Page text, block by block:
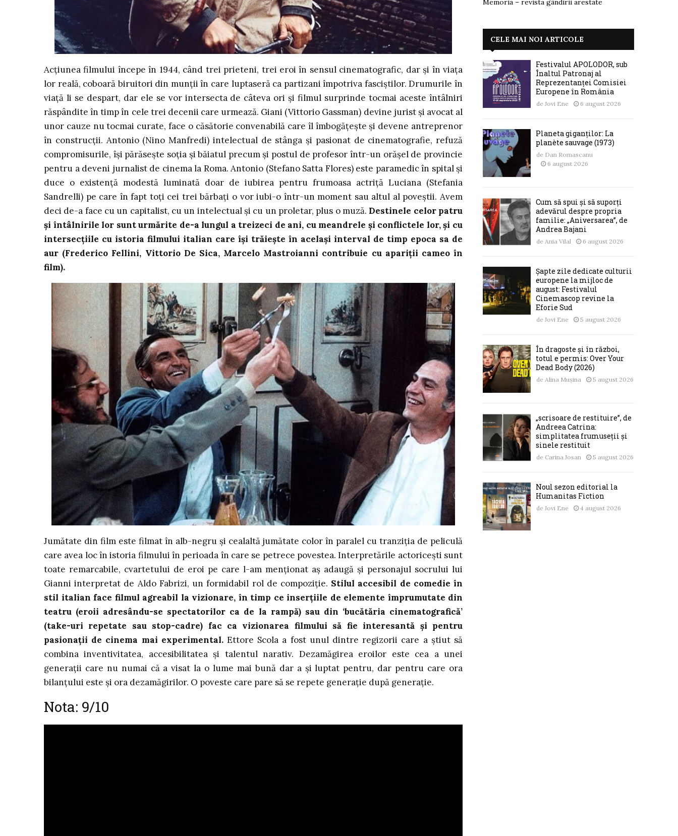
Acțiunea filmului începe în 1944, când trei prieteni, trei eroi în sensul cinematografic, dar și în viața
lor reală, coboară biruitori din munții în care luptaseră ca partizani împotriva fasciștilor. Drumurile în
viață li se despart, dar ele se vor intersecta de câteva ori și filmul surprinde tocmai aceste întâlniri
răspândite în timp în cele trei decenii care urmează. Giani (Vittorio Gassman) devine jurist și avocat al
unor cauze nu tocmai curate, face o căsătorie convenabilă care îl îmbogățește și devene antreprenor
în construcții. Antonio (Nino Manfredi) intelectual de stânga și pasionat de cinematografie, refuză
compromisurile, își părăsește soția și băiatul precum și postul de profesor într-un orășel de provincie
pentru a deveni jurnalist de cinema la Roma. Antonio (Stefano Satta Flores) este paramedic în spital și
duce o existență modestă luminată doar de iubirea pentru frumoasa actriță Luciana (Stefania
Sandrelli) pe care în fapt toți cei trei bărbați o vor iubi-o într-un moment sau altul al poveștii. Avem
deci de-a face cu un capitalist, cu un intelectual și cu un proletar, plus o muză. Destinele celor patru
și întâlnirile lor sunt urmărite de-a lungul a treizeci de ani, cu meandrele și conflictele lor, și cu
intersecțiile cu istoria filmului italian care își trăiește în același interval de timp epoca sa de
aur (Frederico Fellini, Vittorio De Sica, Marcelo Mastroianni contribuie cu apariții cameo în
film).
Jumătate din film este filmat în alb-negru și cealaltă jumătate color în paralel cu tranziția de peliculă
care avea loc în istoria filmului în perioada în care se petrece povestea. Interpretările actoricești sunt
toate remarcabile, cvartetului de eroi pe care l-am menționat aș adaugă și personajul socrului lui
Gianni interpretat de Aldo Fabrizi, un formidabil rol de compoziție. Stilul accesibil de comedie în
stil italian face filmul agreabil la vizionare, în timp ce inserțiile de elemente împrumutate din
teatru (eroii adresându-se spectatorilor ca de la rampă) sau din ‘bucătăria cinematografică’
(take-uri repetate sau stop-cadre) fac ca vizionarea filmului să fie interesantă și pentru
pasionații de cinema mai experimental.Ettore Scola a fost unul dintre regizorii care a știut să
combina inventivitatea, accesibilitatea și talentul narativ. Dezamăgirea eroilor este cea a unei
generații care nu numai că a visat la o lume mai bună dar a și luptat pentru, dar pentru care ora
bilanțului este și ora dezamăgirilor. O poveste care pare să se repete generație după generație.
Nota: 9/10
Memoria – revista gândirii arestate
CELE MAI NOI ARTICOLE
Festivalul APOLODOR, sub
Înaltul Patronaj al
Reprezentanței Comisiei
Europene în România
de Jovi Ene 6 august 2026
Planeta giganților: La
planète sauvage (1973)
de Dan Romascanu
6 august 2026
Cum să spui și să suporți
adevărul despre propria
familie: „Aniversarea”, de
Andrea Bajani
de Ania Vilal 6 august 2026
Șapte zile dedicate culturii
europene la mijloc de
august: Festivalul
Cinemascop revine la
Eforie Sud
de Jovi Ene 5 august 2026
În dragoste și în război,
totul e permis: Over Your
Dead Body (2026)
de Alina Mușina 5 august 2026
„scrisoare de restituire”, de
Andreea Catrina:
simplitatea frumuseții și
sinele restituit
de Carina Josan 5 august 2026
Noul sezon editorial la
Humanitas Fiction
de Jovi Ene 4 august 2026